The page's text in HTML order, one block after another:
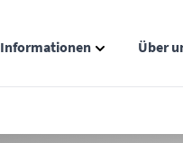
Informationen
Über